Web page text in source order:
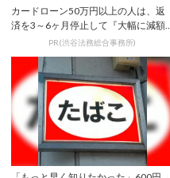
カードローン50万円以上の人は、返
済を3～6ヶ月停止して『大幅に減額
してから返済...PR(渋谷法務総合事務所)